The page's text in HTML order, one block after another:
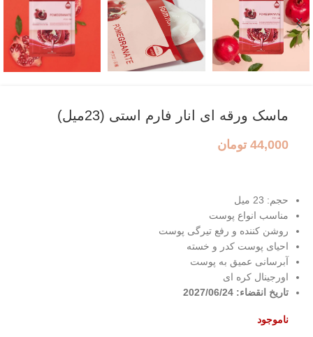
ماسک ورقه ای انار فارم استی (23میل)
44,000 تومان
حجم: 23 میل
مناسب انواع پوست
روشن کننده و رفع تیرگی پوست
احیای پوست کدر و خسته
آبرسانی عمیق به پوست
اورجینال کره ای
تاریخ انقضاء: 2027/06/24
ناموجود